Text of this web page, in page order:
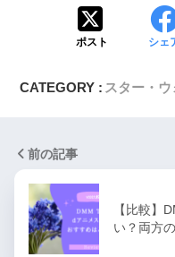
ポスト シェ
CATEGORY : スター・
前の記事
【比較】
い？両方